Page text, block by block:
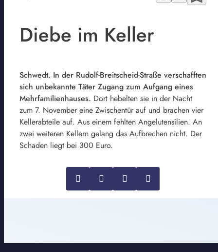
Diebe im Keller
Schwedt. In der Rudolf-Breitscheid-Straße verschafften
sich unbekannte Täter Zugang zum Aufgang eines
Mehrfamilienhauses. Dort hebelten sie in der Nacht
zum 7. November eine Zwischentür auf und brachen vier
Kellerabteile auf. Aus einem fehlten Angelutensilien. An
zwei weiteren Kellern gelang das Aufbrechen nicht. Der
Schaden liegt bei 300 Euro.